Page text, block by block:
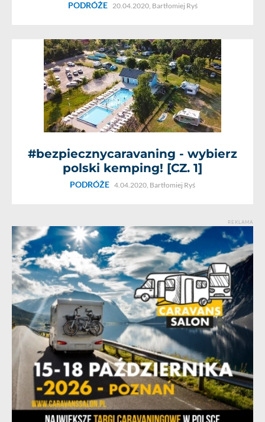
PODRÓŻE 20.04.2020, Bartłomiej Ryś
#bezpiecznycaravaning - wybierz
polski kemping! [CZ. 1]
PODRÓŻE 4.04.2020, Bartłomiej Ryś
REKLAMA